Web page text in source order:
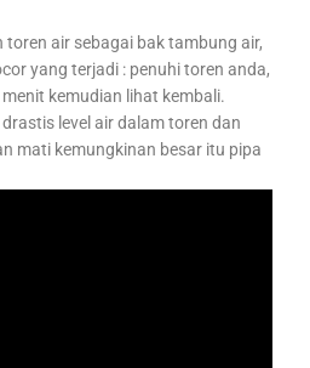
air sebagai bak tambung air,
yang terjadi : penuhi toren anda,
kemudian lihat kembali.
level air dalam toren dan
mati kemungkinan besar itu pipa